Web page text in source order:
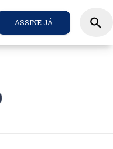
ASSINE JÁ search